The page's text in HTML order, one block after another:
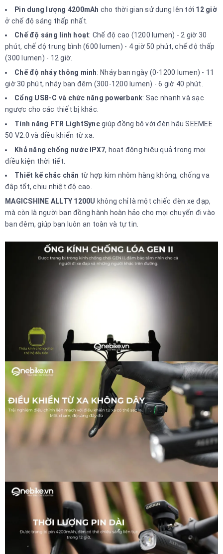
Pin dung lượng 4200mAh cho thời gian sử dụng lên tới 12 giờ
ở chế độ sáng thấp nhất.
Chế độ sáng linh hoạt: Chế độ cao (1200 lumen) - 2 giờ 30
phút, chế độ trung bình (600 lumen) - 4 giờ 50 phút, chế độ thấp
(300 lumen) - 12 giờ.
Chế độ nháy thông minh: Nháy ban ngày (0-1200 lumen) - 11
giờ 30 phút, nháy ban đêm (300-1200 lumen) - 6 giờ 40 phút.
Cổng USB-C và chức năng powerbank: Sạc nhanh và sạc
ngược cho các thiết bị khác.
Tính năng FTR LightSyncgiúp đồng bộ với đèn hậu SEEMEE
50 V2.0 và điều khiển từ xa.
Khả năng chống nước IPX7, hoạt động hiệu quả trong mọi
điều kiện thời tiết.
Thiết kế chắc chắn từ hợp kim nhôm hàng không, chống va
đập tốt, chịu nhiệt độ cao.
MAGICSHINE ALLTY 1200U không chỉ là một chiếc đèn xe đạp,
mà còn là người bạn đồng hành hoàn hảo cho mọi chuyến đi vào
ban đêm, giúp bạn luôn an toàn và tự tin.